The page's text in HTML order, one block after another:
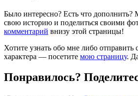
Было интересно? Есть что дополнить?
свою историю и поделиться своими
комментарий внизу этой страницы!
Хотите узнать обо мне либо отправить
характера — посетите мою страницу.
Понравилось?